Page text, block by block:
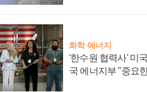
화학·에너지
'한수원 협력사' 미
국 에너지부 "중요